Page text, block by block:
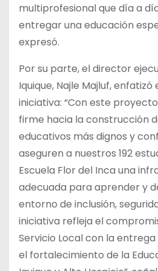
multiprofesional que día a
entregar una educación
expresó.
Por su parte, el director
Iquique, Najle Majluf,
iniciativa: “Con este
firme hacia la construcción
educativos más dignos y
aseguren a nuestros 192
Escuela Flor del Inca una
adecuada para aprender y
entorno de inclusión,
iniciativa refleja el
Servicio Local con la
el fortalecimiento de la